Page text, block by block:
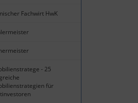
Fachwirt HwK
- 25
für